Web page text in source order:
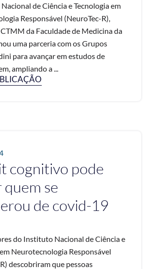
de Ciência e Tecnologia em
Responsável (NeuroTec-R),
da Faculdade de Medicina da
uma parceria com os Grupos
para avançar em estudos de
ampliando a ...
cognitivo pode
se
de covid-19
do Instituto Nacional de Ciência e
Neurotecnologia Responsável
descobriram que pessoas